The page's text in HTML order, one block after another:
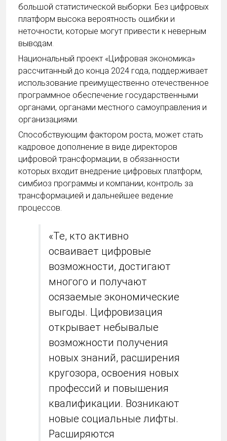
большой статистической выборки. Без цифровых
платформ высока вероятность ошибки и
неточности, которые могут привести к неверным
выводам.
Национальный проект «Цифровая экономика»
рассчитанный до конца 2024 года, поддерживает
использование преимущественно отечественное
программное обеспечение государственными
органами, органами местного самоуправления и
организациями.
Способствующим фактором роста, может стать
кадровое дополнение в виде директоров
цифровой трансформации, в обязанности
которых входит внедрение цифровых платформ,
симбиоз программы и компании, контроль за
трансформацией и дальнейшее ведение
процессов.
«Те, кто активно
осваивает цифровые
возможности, достигают
многого и получают
осязаемые экономические
выгоды. Цифровизация
открывает небывалые
возможности получения
новых знаний, расширения
кругозора, освоения новых
профессий и повышения
квалификации. Возникают
новые социальные лифты.
Расширяются